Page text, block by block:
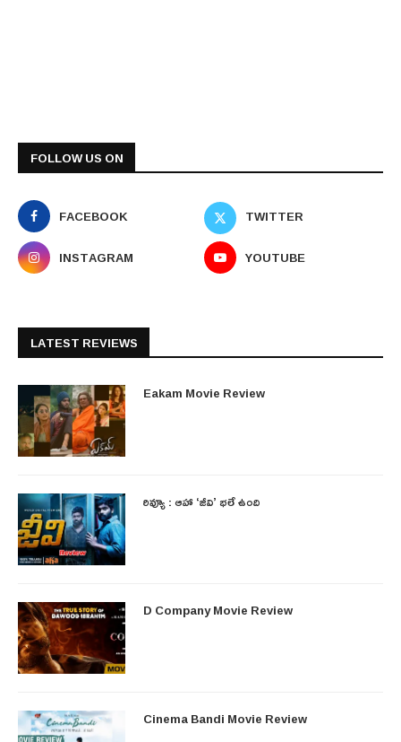
FOLLOW US ON
FACEBOOK
TWITTER
INSTAGRAM
YOUTUBE
LATEST REVIEWS
Eakam Movie Review
రివ్యూ : ఆహా ‘జీవి’ భలే ఉంది
D Company Movie Review
Cinema Bandi Movie Review